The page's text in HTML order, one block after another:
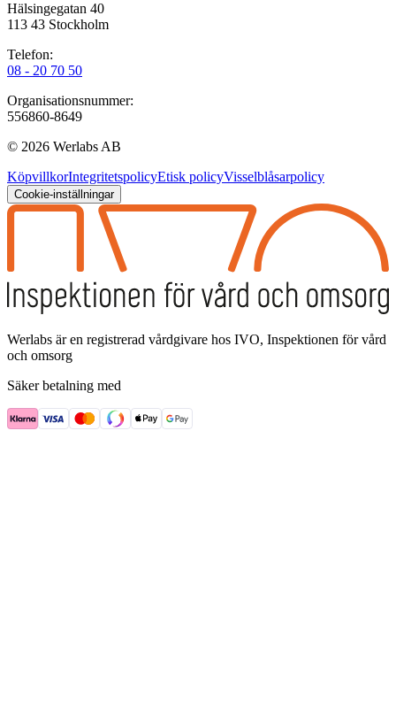
Hälsingegatan 40
113 43 Stockholm
Telefon:
08 - 20 70 50
Organisationsnummer:
556860-8649
© 2026 Werlabs AB
KöpvillkorIntegritetspolicyEtisk policyVisselblåsarpolicy
Cookie-inställningar
Werlabs är en registrerad vårdgivare hos IVO, Inspektionen för vård
och omsorg
Säker betalning med